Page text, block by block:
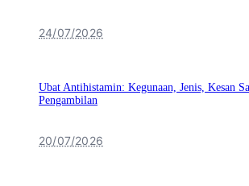
24/07/2026
Ubat Antihistamin: Kegunaan, Jenis, Kesan
Pengambilan
20/07/2026